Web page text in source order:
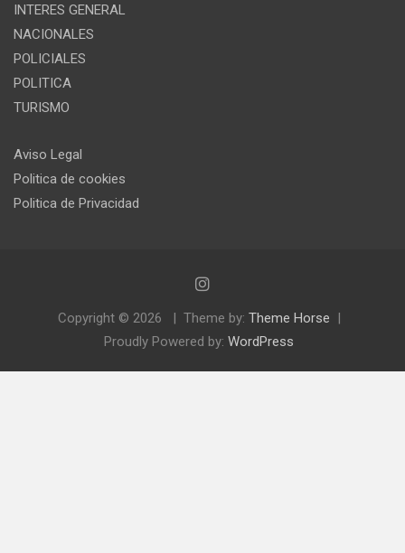
INTERES GENERAL
NACIONALES
POLICIALES
POLITICA
TURISMO
Aviso Legal
Politica de cookies
Politica de Privacidad
Copyright © 2026 Theme by: Theme Horse
Proudly Powered by: WordPress